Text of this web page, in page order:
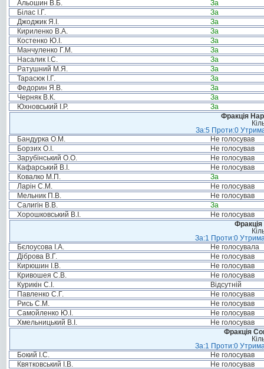
Альошин В.Б.
За
Білас І.Г.
За
Джоджик Я.І.
За
Кириленко В.А.
За
Костенко Ю.І.
За
Манчуленко Г.М.
За
Насалик І.С.
За
Ратушний М.Я.
За
Тарасюк І.Г.
За
Федорин Я.В.
За
Черняк В.К.
За
Юхновський І.Р.
За
Фракція
За:5 Проти:0
Бандурка О.М.
Не голосував
Борзих О.І.
Не голосував
Зарубінський О.О.
Не голосував
Кафарський В.І.
Не голосував
Ковалко М.П.
За
Ларін С.М.
Не голосував
Мельник П.В.
Не голосував
Салигін В.В.
За
Хорошковський В.І.
Не голосував
Фракція
За:1 Проти:0
Бєлоусова І.А.
Не голосувала
Діброва В.Г.
Не голосував
Кирюшин І.В.
Не голосував
Кривошея С.В.
Не голосував
Курикін С.І.
Відсутній
Павленко С.Г.
Не голосував
Рись С.М.
Не голосував
Самойленко Ю.І.
Не голосував
Хмельницький В.І.
Не голосував
Фракція
За:1 Проти:0
Бокий І.С.
Не голосував
Квятковський І.В.
Не голосував